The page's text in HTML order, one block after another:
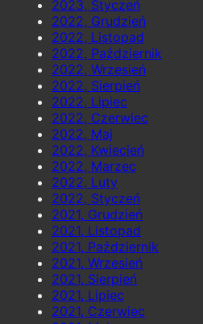
2023, Styczeń
2022, Grudzień
2022, Listopad
2022, Październik
2022, Wrzesień
2022, Sierpień
2022, Lipiec
2022, Czerwiec
2022, Maj
2022, Kwiecień
2022, Marzec
2022, Luty
2022, Styczeń
2021, Grudzień
2021, Listopad
2021, Październik
2021, Wrzesień
2021, Sierpień
2021, Lipiec
2021, Czerwiec